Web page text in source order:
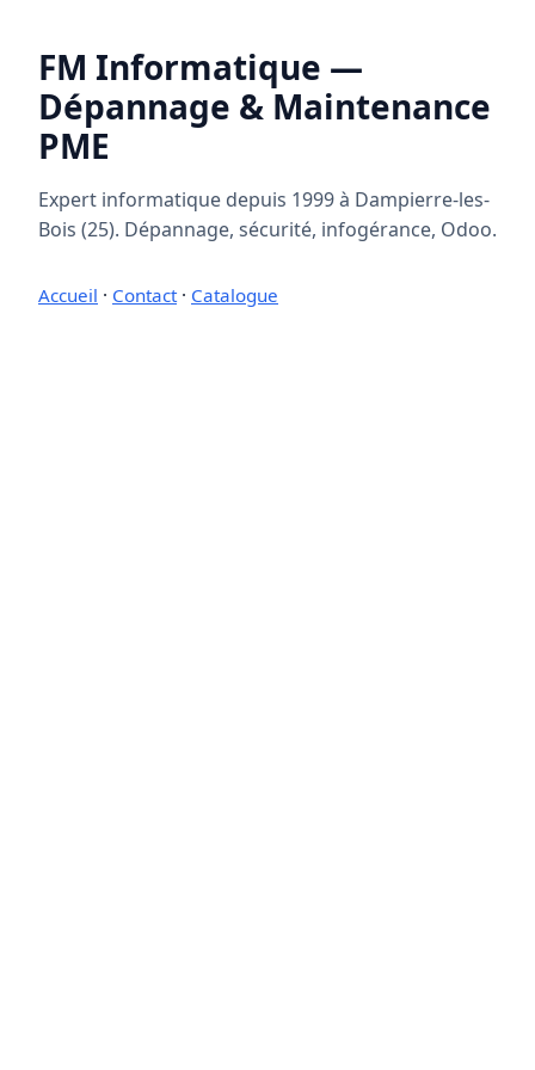
FM Informatique —
Dépannage & Maintenance
PME
Expert informatique depuis 1999 à Dampierre-les-
Bois (25). Dépannage, sécurité, infogérance, Odoo.
Accueil · Contact· Catalogue